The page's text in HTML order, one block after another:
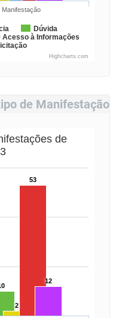
Dúvida
Acesso à Informações
Manifestação
Highcharts.com
de Manifestação
de
2
53
12